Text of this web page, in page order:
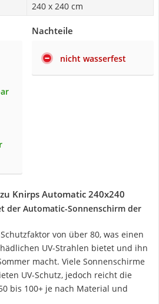
240 x 240 cm
Nachteile
nicht wasserfest
Knirps Automatic 240x240
der Automatic-Sonnenschirm der
von über 80, was einen
UV-Strahlen bietet und ihn
macht. Viele Sonnenschirme
UV-Schutz, jedoch reicht die
bis 100+ je nach Material und